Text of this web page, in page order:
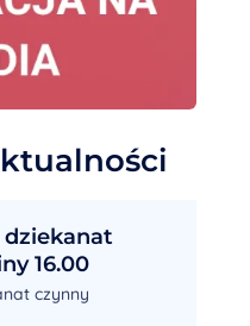
dziekanat
16.00
czynny